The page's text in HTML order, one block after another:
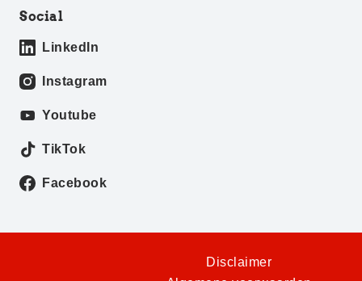
Social
LinkedIn
Instagram
Youtube
TikTok
Facebook
Disclaimer